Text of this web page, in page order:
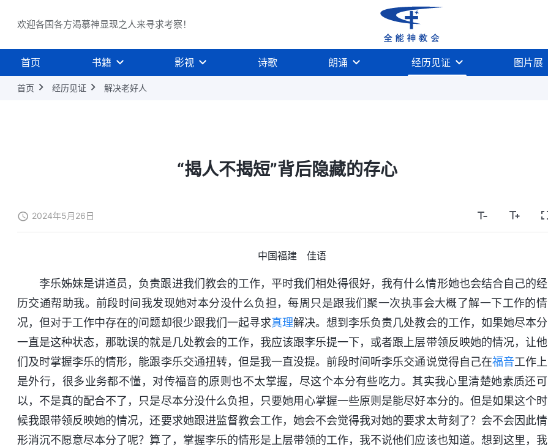
欢迎各国各方渴慕神显现之人来寻求考察！
首页 书籍 影视 诗歌 朗诵 经历见证 图片展
首页 经历见证 解决老好人
“揭人不揭短”背后隐藏的存心
2024年5月26日
中国福建 佳语
李乐姊妹是讲道员，负责跟进我们教会的工作，平时我们相处得很好，我有什么情形她也会结合自己的经
历交通帮助我。前段时间我发现她对本分没什么负担，每周只是跟我们聚一次执事会大概了解一下工作的情
况，但对于工作中存在的问题却很少跟我们一起寻求真理解决。想到李乐负责几处教会的工作，如果她尽本分
一直是这种状态，那耽误的就是几处教会的工作，我应该跟李乐提一下，或者跟上层带领反映她的情况，让他
们及时掌握李乐的情形，能跟李乐交通扭转，但是我一直没提。前段时间听李乐交通说觉得自己在福音工作上
是外行，很多业务都不懂，对传福音的原则也不太掌握，尽这个本分有些吃力。其实我心里清楚她素质还可
以，不是真的配合不了，只是尽本分没什么负担，只要她用心掌握一些原则是能尽好本分的。但是如果这个时
候我跟带领反映她的情况，还要求她跟进监督教会工作，她会不会觉得我对她的要求太苛刻了？会不会因此情
形消沉不愿意尽本分了呢？算了，掌握李乐的情形是上层带领的工作，我不说他们应该也知道。想到这里，我